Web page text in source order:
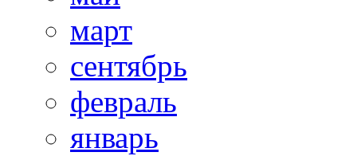
март
сентябрь
февраль
январь